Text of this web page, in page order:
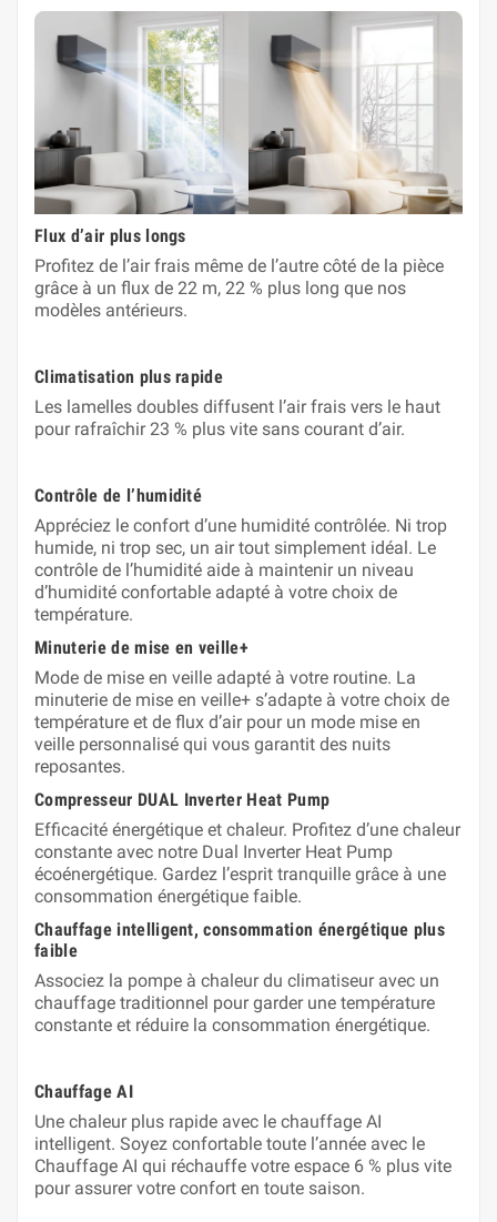
Flux d’air plus longs
Profitez de l’air frais même de l’autre côté de la pièce
grâce à un flux de 22 m, 22 % plus long que nos
modèles antérieurs.
Climatisation plus rapide
Les lamelles doubles diffusent l’air frais vers le haut
pour rafraîchir 23 % plus vite sans courant d’air.
Contrôle de l’humidité
Appréciez le confort d’une humidité contrôlée. Ni trop
humide, ni trop sec, un air tout simplement idéal. Le
contrôle de l’humidité‬‭ aide à maintenir un niveau
d’humidité confortable adapté à votre choix de
température.
Minuterie de mise en veille+
Mode de mise en veille adapté à votre routine. La
minuterie de mise en veille+‭‬‭ s’adapte à votre choix de
température et de flux d’air pour un mode mise en
veille personnalisé qui vous garantit des nuits
reposantes.
Compresseur DUAL Inverter Heat Pump
Efficacité énergétique et chaleur. Profitez d’une chaleur
constante avec notre Dual Inverter Heat Pump
écoénergétique. Gardez l’esprit tranquille grâce à une
consommation énergétique faible.
Chauffage intelligent, consommation énergétique plus
faible
Associez la pompe à chaleur du climatiseur avec un
chauffage traditionnel pour garder une température
constante et réduire la consommation énergétique.
Chauffage AI
Une chaleur plus rapide avec le chauffage AI
intelligent. Soyez confortable toute l’année avec le
Chauffage AI qui réchauffe votre espace 6 % plus vite
pour assurer votre confort en toute saison.